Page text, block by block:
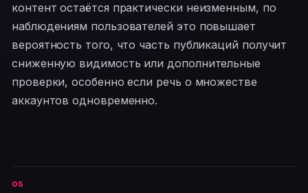
контент остаётся практически неизменным, по
наблюдениям пользователей это повышает
вероятность того, что часть публикаций получит
сниженную видимость или дополнительные
проверки, особенно если речь о множестве
аккаунтов одновременно.